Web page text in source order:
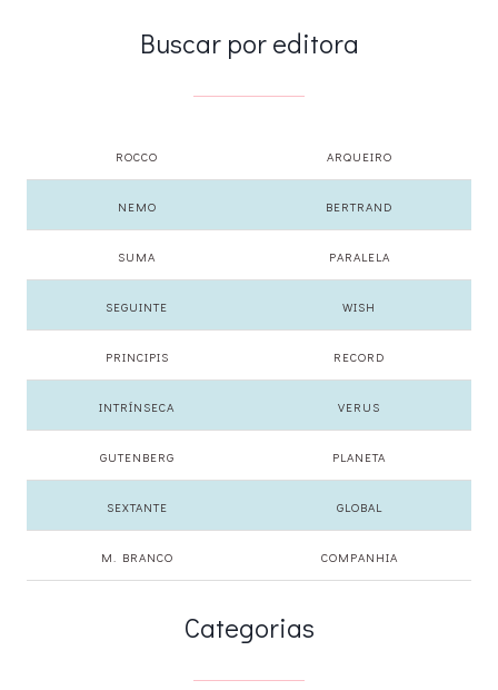
Buscar por editora
ROCCO ARQUEIRO
NEMO BERTRAND
SUMA PARALELA
SEGUINTE WISH
PRINCIPIS RECORD
INTRÍNSECA VERUS
GUTENBERG PLANETA
SEXTANTE GLOBAL
M. BRANCO COMPANHIA
Categorias